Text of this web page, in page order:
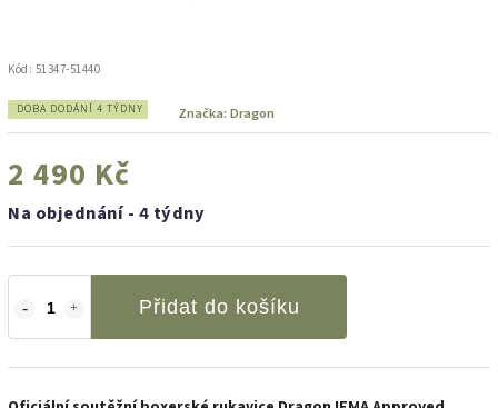
Kód: 51347-51440
DOBA DODÁNÍ 4 TÝDNY Značka: Dragon
2 490 Kč
Na objednání - 4 týdny
Přidat do košíku